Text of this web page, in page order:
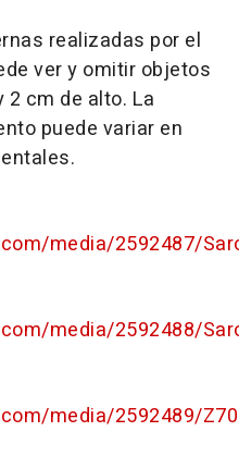
realizadas por el
ver y omitir objetos
cm de alto. La
puede variar en
media/2592487/
media/2592488/
media/2592489/